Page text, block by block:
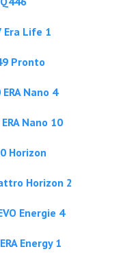
Era Life 1
Pronto
Nano 4
Nano 10
Horizon
Horizon 2
Energie 4
Energy 1